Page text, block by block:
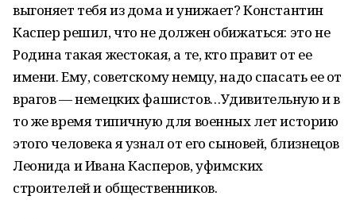
выгоняет тебя из дома и унижает? Константин
Каспер решил, что не должен обижаться: это не
Родина такая жестокая, а те, кто правит от ее
имени. Ему, советскому немцу, надо спасать ее от
врагов — немецких фашистов…Удивительную и в
то же время типичную для военных лет историю
этого человека я узнал от его сыновей, близнецов
Леонида и Ивана Касперов, уфимских
строителей и общественников.